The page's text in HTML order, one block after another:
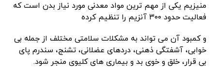
منیزیم یکی از مهم ترین مواد معدنی مورد نیاز بدن است که
فعالیت حدود ۳۰۰ آنزیم را تنظیم کرده
و کمبود آن می تواند به مشکلات سلامتی مختلف از جمله بی
خوابی، آشفتگی ذهنی، دردهای عضلانی، تشنج، سندرم پای
بی قرار، خلق و خوی بد و بیماری های کلیوی منجر شود.